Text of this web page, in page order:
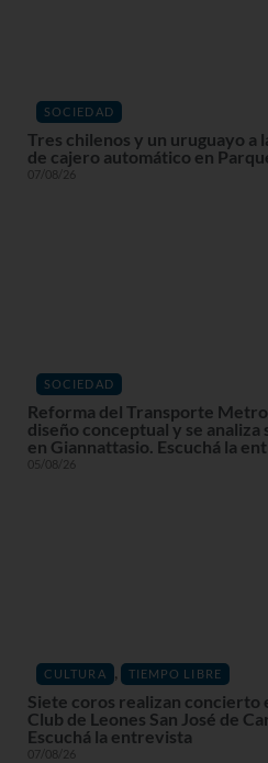
SOCIEDAD
Tres chilenos y un uruguayo a
de cajero automático en
07/08/26
SOCIEDAD
Reforma del Transporte
diseño conceptual y se analiza
en Giannattasio. Escuchá la
05/08/26
CULTURA , TIEMPO LIBRE
Siete coros realizan concierto
Club de Leones San José de
Escuchá la entrevista
07/08/26